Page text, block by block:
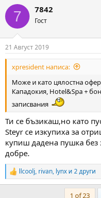
c
i
s
:
7 7842
Гост
21 Август 2019
xpresident написа:
Може и като цялостна
Кападокия, Hotel&Spa +
записвания
Ти се бъзикаш,но като
Steyr се изкупиха за
купиш дадена пушка без
добре.
R
e
llcoolj, rivan, lynx и 2 други
1 of 23